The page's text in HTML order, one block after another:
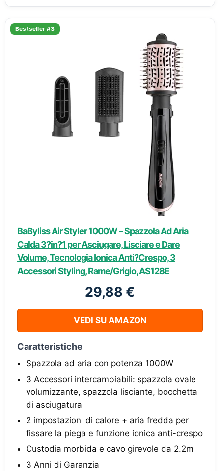
Bestseller #3
BaByliss Air Styler 1000W – Spazzola Ad Aria
Calda 3?in?1 per Asciugare, Lisciare e Dare
Volume, Tecnologia Ionica Anti?Crespo, 3
Accessori Styling, Rame/Grigio, AS128E
29,88 €
VEDI SU AMAZON
Caratteristiche
Spazzola ad aria con potenza 1000W
3 Accessori intercambiabili: spazzola ovale
volumizzante, spazzola lisciante, bocchetta
di asciugatura
2 impostazioni di calore + aria fredda per
fissare la piega e funzione ionica anti-crespo
Custodia morbida e cavo girevole da 2.2m
3 Anni di Garanzia